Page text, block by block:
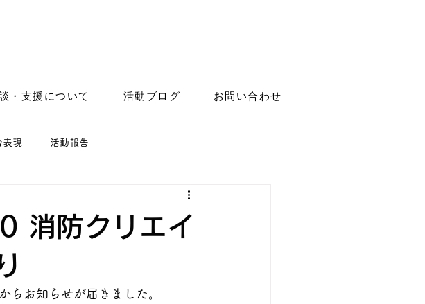
・支援について 活動ブログ お問い合わせ
表現 活動報告
消防クリエイ
らお知らせが届きました。